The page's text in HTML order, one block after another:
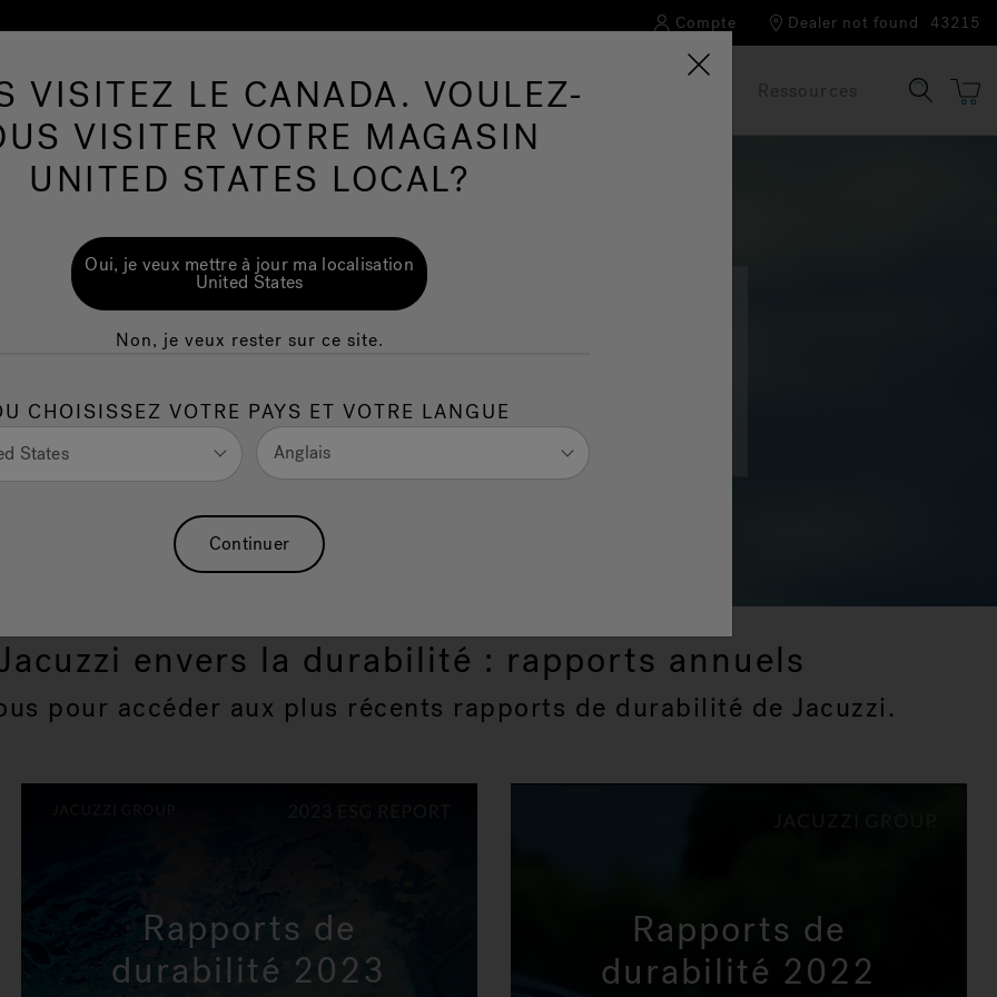
Compte Dealer not found 43215
de nage Plus de Produits Infrarouge Notre marque Ressources
Durabilité
notre vision de promouvoir le bien-être tout au long de la vie grâce à l’innovation durable.
Jacuzzi envers la durabilité : rapports annuels
pour accéder aux plus récents rapports de durabilité de Jacuzzi.
Rapports de
durabilité 2023
Rapports de
durabilité 2022
VISITEZ LE CANADA. VOULEZ-
VISITER VOTRE MAGASIN
UNITED STATES LOCAL?
Oui, je veux mettre à jour ma localisation
United States
Non, je veux rester sur ce site.
CHOISISSEZ VOTRE PAYS ET VOTRE LANGUE
States Anglais
Continuer